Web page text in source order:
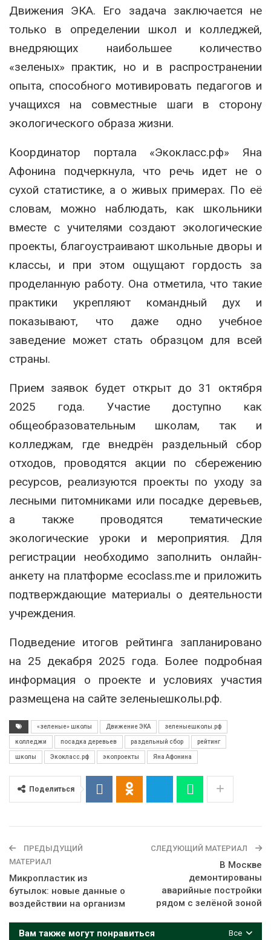
Движения ЭКА. Его задача заключается не
только в определении школ и колледжей,
внедряющих наибольшее количество
«зеленых» практик, но и в распространении
опыта, способного мотивировать педагогов и
учащихся на совместные шаги в сторону
экологического образа жизни.
Координатор портала «Экокласс.рф» Яна
Афонина подчеркнула, что речь идет не о
сухой статистике, а о живых примерах. По её
словам, можно наблюдать, как школьники
вместе с учителями создают экологические
проекты, благоустраивают школьные дворы и
классы, и при этом ощущают гордость за
проделанную работу. Она отметила, что такие
практики укрепляют командный дух и
показывают, что даже одно учебное
заведение может стать образцом для всей
страны.
Прием заявок будет открыт до 31 октября
2025 года. Участие доступно как
общеобразовательным школам, так и
колледжам, где внедрён раздельный сбор
отходов, проводятся акции по сбережению
ресурсов, реализуются проекты по уходу за
лесными питомниками или посадке деревьев,
а также проводятся тематические
экологические уроки и мероприятия. Для
регистрации необходимо заполнить онлайн-
анкету на платформе ecoclass.me и приложить
подтверждающие материалы о деятельности
учреждения.
Подведение итогов рейтинга запланировано
на 25 декабря 2025 года. Более подробная
информация о проекте и условиях участия
размещена на сайте зеленыешколы.рф.
«зеленые» школы Движение ЭКА зеленыешколы.рф
колледжи посадка деревьев раздельный сбор рейтинг
школы Экокласс.рф экопроекты Яна Афонина
Поделиться
ПРЕДЫДУЩИЙ
МАТЕРИАЛ
Микропластик из
бутылок: новые данные о
воздействии на организм
СЛЕДУЮЩИЙ МАТЕРИАЛ
В Москве
демонтированы
аварийные постройки
рядом с зелёной зоной
Все
Вам также могут понравиться